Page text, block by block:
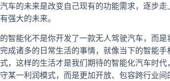
车的未来是改变自己现有的功能需求，逐步走
强大的未来。
智能化不是你开发了一款无人驾驶汽车，而是
成诸多的日常生活的事情，就像当下的智能手
这样的生活才是我们期待的智能化汽车时代，
某一利润模式，而是更加开放、包容跨行业间